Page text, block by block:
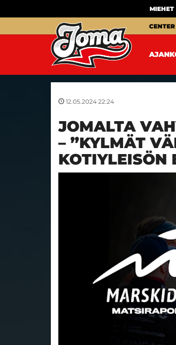
MIEHET
CENTER
12.05.2024 22:24
JOMALTA
– ”KYLMÄT
KOTIYLEISÖN